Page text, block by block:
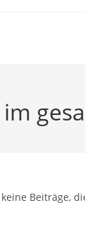
Beiträge,